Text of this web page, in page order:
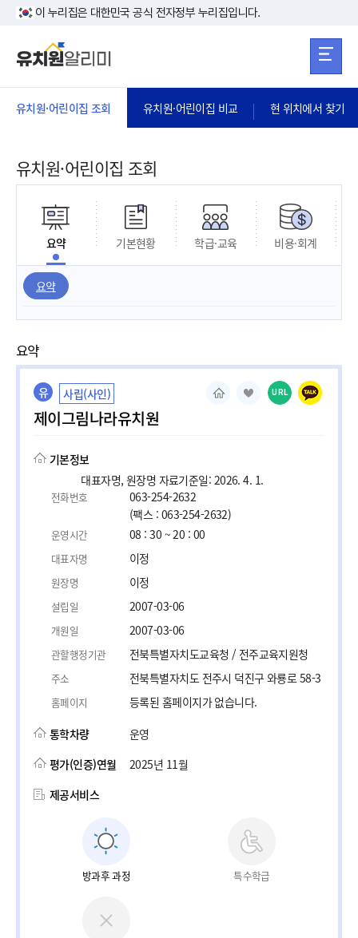
본문 바로가기
이 누리집은 대한민국 공식 전자정부 누리집입니다.
유치원·어린이집 조회 유치원·어린이집 비교 현 위치에서 찾기
유치원·어린이집 조회
요약 기본현황 학급·교육 비용·회계
요약
요약
유 사립(사인)
제이그림나라유치원
URL
기본정보
대표자명, 원장명 자료기준일: 2026. 4. 1.
전화번호
063-254-2632
(팩스 : 063-254-2632)
운영시간 08 : 30 ~ 20 : 00
대표자명 이정
원장명 이정
설립일 2007-03-06
개원일 2007-03-06
관할행정기관 전북특별자치도교육청 / 전주교육지원청
주소 전북특별자치도 전주시 덕진구 와룡로 58-3
홈페이지
등록된 홈페이지가 없습니다.
통학차량
운영
평가(인증)연월
2025년 11월
제공서비스
방과후 과정 특수학급